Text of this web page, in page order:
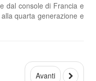
dal console di Francia e
quarta generazione e
Avanti